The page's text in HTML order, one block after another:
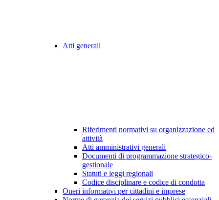
Atti generali
Riferimenti normativi su organizzazione ed
attività
Atti amministrativi generali
Documenti di programmazione strategico-
gestionale
Statuti e leggi regionali
Codice disciplinare e codice di condotta
Oneri informativi per cittadini e imprese